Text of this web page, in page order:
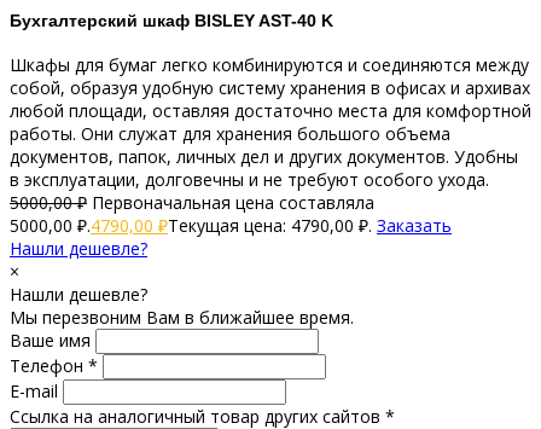
Бухгалтерский шкаф BISLEY AST-40 K
Шкафы для бумаг легко комбинируются и соединяются между
собой, образуя удобную систему хранения в офисах и архивах
любой площади, оставляя достаточно места для комфортной
работы. Они служат для хранения большого объема
документов, папок, личных дел и других документов. Удобны
в эксплуатации, долговечны и не требуют особого ухода.
5000,00₽ Первоначальная цена составляла
5000,00 ₽.4790,00 ₽Текущая цена: 4790,00 ₽. Заказать
Нашли дешевле?
×
Нашли дешевле?
Мы перезвоним Вам в ближайшее время.
Ваше имя
Телефон *
E-mail
Ссылка на аналогичный товар других сайтов *